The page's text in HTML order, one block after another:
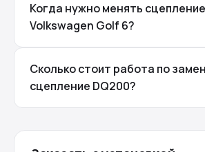
Когда нужно менять
Volkswagen Golf 6?
Сколько стоит работа по
сцепление DQ200?